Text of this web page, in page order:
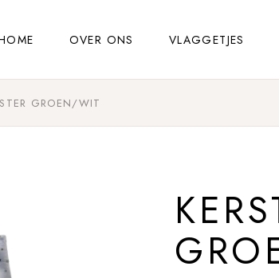
OVER ONS VLAGGETJES
GROEN/WIT